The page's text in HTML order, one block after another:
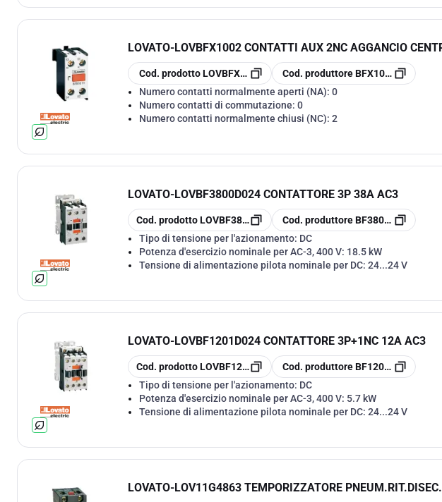
LOVATO-LOVBFX1002 CONTATTI AUX 2NC AGGANCIO
copiaCod. prodotto LOVBFX1002 copia
Cod. produttore BFX1002
Numero contatti normalmente aperti (NA): 0
Numero contatti di commutazione: 0
Numero contatti normalmente chiusi (NC): 2
LOVATO-LOVBF3800D024 CONTATTORE 3P 38A AC3
copia
Cod. prodottoLOVBF3800D024copia
Cod. produttoreBF3800D024
Tipo di tensione per l'azionamento: DC
Potenza d'esercizio nominale per AC-3, 400 V: 18.5 kW
Tensione di alimentazione pilota nominale per DC: 24...24 V
LOVATO-LOVBF1201D024 CONTATTORE 3P+1NC 12A AC3
copia
Cod. prodottoLOVBF1201D024copia
Cod. produttoreBF1201D024
Tipo di tensione per l'azionamento: DC
Potenza d'esercizio nominale per AC-3, 400 V: 5.7 kW
Tensione di alimentazione pilota nominale per DC: 24...24 V
LOVATO-LOV11G4863 TEMPORIZZATORE